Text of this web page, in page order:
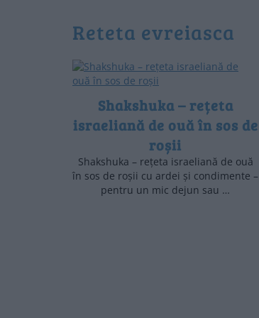
reteta evreiasca
Shakshuka – rețeta
israeliană de ouă în sos de
roșii
Shakshuka – rețeta israeliană de ouă
în sos de roșii cu ardei și condimente –
pentru un mic dejun sau …